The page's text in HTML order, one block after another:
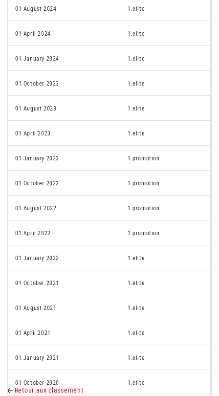
01 August 2024 1.elite
01 April 2024 1.elite
01 January 2024 1.elite
01 October 2023 1.elite
01 August 2023 1.elite
01 April 2023 1.elite
01 January 2023 1.promotion
01 October 2022 1.promotion
01 August 2022 1.promotion
01 April 2022 1.promotion
01 January 2022 1.elite
01 October 2021 1.elite
01 August 2021 1.elite
01 April 2021 1.elite
01 January 2021 1.elite
01 October 2020 1.elite
Retour aux classement